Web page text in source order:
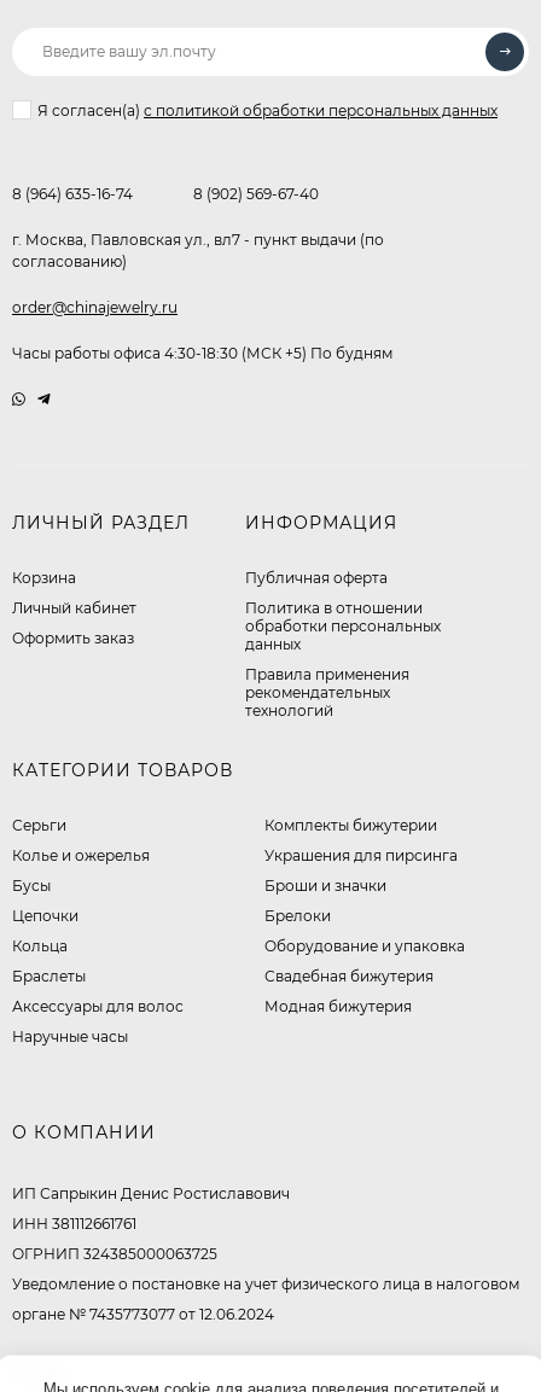
Я согласен(a) с политикой обработки персональных данных
8 (964) 635-16-74 8 (902) 569-67-40
г. Москва, Павловская ул., вл7 - пункт выдачи (по
согласованию)
order@chinajewelry.ru
Часы работы офиса 4:30-18:30 (МСК +5) По будням
ЛИЧНЫЙ РАЗДЕЛ
Корзина
Личный кабинет
Оформить заказ
ИНФОРМАЦИЯ
Публичная оферта
​Политика в отношении
обработки персональных
данных
Правила применения
рекомендательных
технологий
КАТЕГОРИИ ТОВАРОВ
Серьги
Колье и ожерелья
Бусы
Цепочки
Кольца
Браслеты
Аксессуары для волос
Наручные часы
Комплекты бижутерии
Украшения для пирсинга
Броши и значки
Брелоки
Оборудование и упаковка
Свадебная бижутерия
Модная бижутерия
О КОМПАНИИ
ИП Сапрыкин Денис Ростиславович
ИНН 381112661761
ОГРНИП 324385000063725
Уведомление о постановке на учет физического лица в налоговом
органе № 7435773077 от 12.06.2024